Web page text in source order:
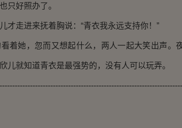
只好照办了。
走进来抚着胸说：“青衣我永远支持你！”
她，忽而又想起什么，两人一起大笑出声。
儿就知道青衣是最强势的，没有人可以玩弄。